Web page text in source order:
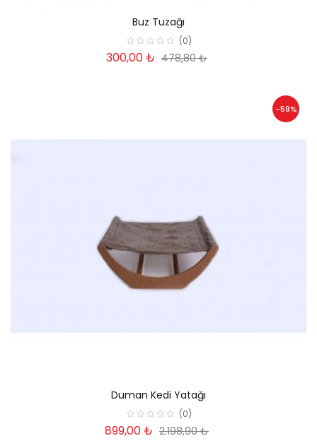
Buz Tuzağı
(0)
300,00 ₺ 478,80 ₺
-59%
Duman Kedi Yatağı
(0)
899,00 ₺ 2.198,90 ₺